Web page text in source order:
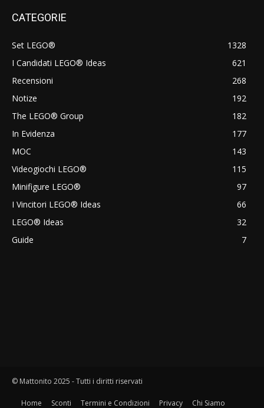
CATEGORIE
Set LEGO®
1328
I Candidati LEGO® Ideas
621
Recensioni
268
Notize
192
The LEGO® Group
182
In Evidenza
177
MOC
143
Videogiochi LEGO®
115
Minifigure LEGO®
97
I Vincitori LEGO® Ideas
66
LEGO® Ideas
32
Guide
7
© Mattonito 2025 - Tutti i diritti riservati
Home Sconti Termini e Condizioni Privacy Chi Siamo